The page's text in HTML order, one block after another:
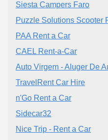
Siesta Campers Faro
Puzzle Solutions Scooter
PAA Rent a Car
CAEL Rent-a-Car
Auto Virgem - Aluger De
TravelRent Car Hire
n'Go Rent a Car
Sidecar32
Nice Trip - Rent a Car